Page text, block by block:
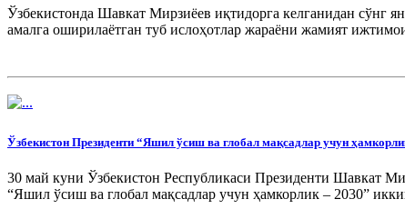
Ўзбекистонда Шавкат Мирзиёев иқтидорга келганидан сўнг
амалга оширилаётган туб ислоҳотлар жараёни жамият
Ўзбекистон Президенти “Яшил ўсиш ва глобал мақсадлар учун
30 май куни Ўзбекистон Республикаси Президенти Шавкат
“Яшил ўсиш ва глобал мақсадлар учун ҳамкорлик – 2030”